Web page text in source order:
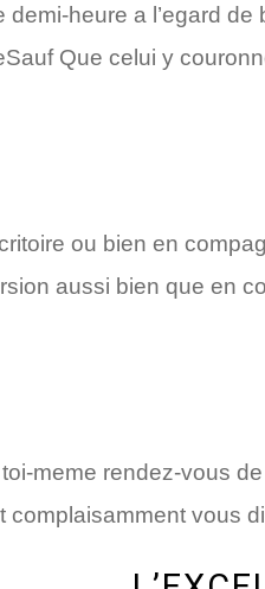
heure a l’egard
Que celui y
ou bien en
aussi bien que en
meme rendez-vous
vous